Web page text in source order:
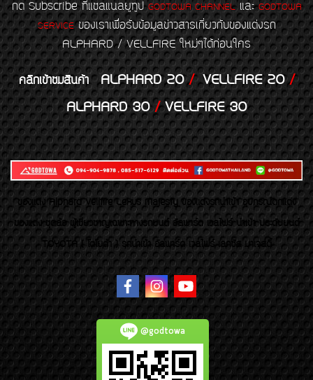
กด Subscribe ที่แชลแนลยูทูป GODTOWA CHANNELและGODTOWA
SERVICEของเราเพื่อรับข้อมูลข่าวสารเกี่ยวกับของแต่งรถ
ALPHARD / VELLFIRE ใหม่ๆได้ก่อนใคร
คลิกเข้าชมสินค้า ALPHARD 20/VELLFIRE 20/
ALPHARD 30/VELLFIRE 30
ของเเต่ง Alphard Vellfire Lexus Majesty ของเเต่งรถนำเข้า อุปกรณ์ตกแต่ง
ของแต่ง ชุดล้อ ผู้เชี่ยวชาญเฉพาะทางรถยนต์ อัลพาร์ด เวลไฟร์ นำเข้า ประดับยนต์
TOYOTA ( โตโยต้า ) รถนำเข้า อัลพาร์ด เวลไฟร์ เลกซัส มาเจสตี้
@godtowa